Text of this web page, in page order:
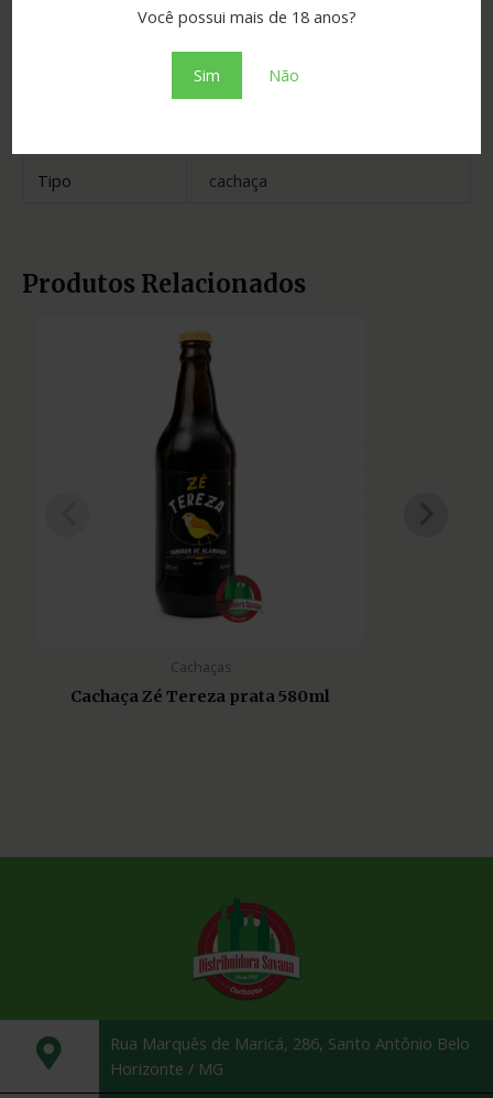
Você possui mais de 18 anos?
Sim Não
Minas Gerais
Tipo
cachaça
Produtos Relacionados
Cachaças
Cachaça Zé Tereza prata 580ml
Rua Marquês de Maricá, 286, Santo Antônio Belo
Horizonte / MG